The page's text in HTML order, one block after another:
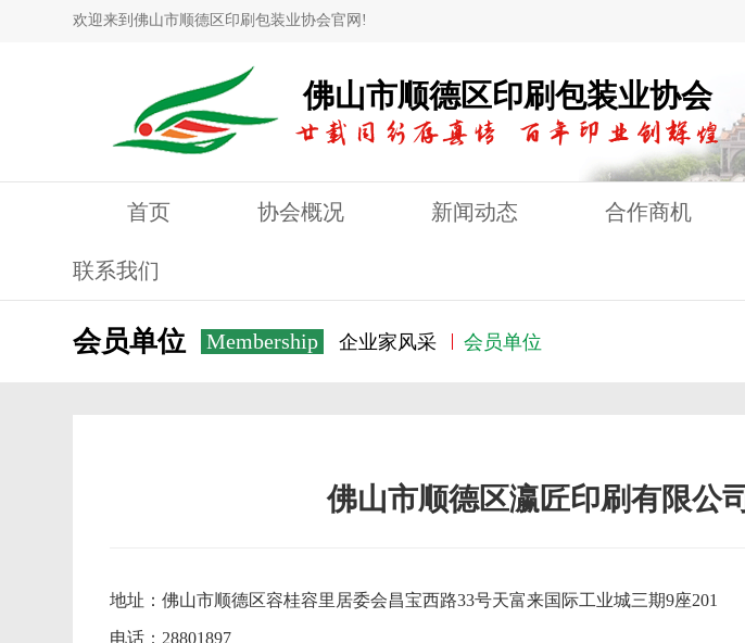
欢迎来到佛山市顺德区印刷包装业协会官网!
佛山市顺德区印刷包装业协会
首页 协会概况 新闻动态 合作商机
联系我们
会员单位 Membership 企业家风采 会员单位
佛山市顺德区瀛匠印刷有限公司
地址：佛山市顺德区容桂容里居委会昌宝西路33号天富来国际工业城三期9座201
电话：28801897